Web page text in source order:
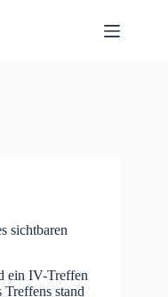
sichtbaren
ein IV-Treffen
stand